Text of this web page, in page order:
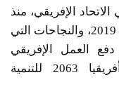
الإفريقي، منذ
أن تولت القاهرة رئاسة الاتحاد في عام 2019، والنجاحات التي
العمل الإفريقي
المشترك والوفاء بأهداف أجندة أفريقيا 2063 للتنمية